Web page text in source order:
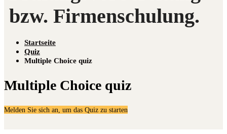
Startseite
Quiz
Multiple Choice quiz
Mul­ti­ple Choice quiz
Melden Sie sich an, um das Quiz zu starten